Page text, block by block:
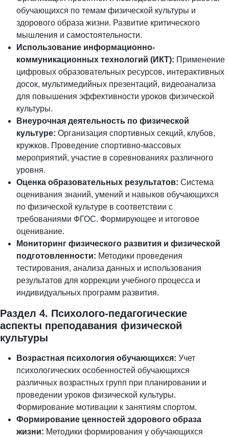
обучающихся по темам физической культуры и
здорового образа жизни. Развитие критического
мышления и самостоятельности.
Использование информационно-
коммуникационных технологий (ИКТ): Применение
цифровых образовательных ресурсов, интерактивных
досок, мультимедийных презентаций, видеоанализа
для повышения эффективности уроков физической
культуры.
Внеурочная деятельность по физической
культуре: Организация спортивных секций, клубов,
кружков. Проведение спортивно-массовых
мероприятий, участие в соревнованиях различного
уровня.
Оценка образовательных результатов: Система
оценивания знаний, умений и навыков обучающихся
по физической культуре в соответствии с
требованиями ФГОС. Формирующее и итоговое
оценивание.
Мониторинг физического развития и физической
подготовленности: Методики проведения
тестирования, анализа данных и использования
результатов для коррекции учебного процесса и
индивидуальных программ развития.
Раздел 4. Психолого-педагогические
аспекты преподавания физической
культуры
Возрастная психология обучающихся: Учет
психологических особенностей обучающихся
различных возрастных групп при планировании и
проведении уроков физической культуры.
Формирование мотивации к занятиям спортом.
Формирование ценностей здорового образа
жизни: Методики формирования у обучающихся